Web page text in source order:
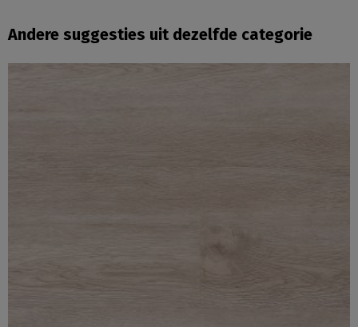
Andere suggesties uit dezelfde categorie